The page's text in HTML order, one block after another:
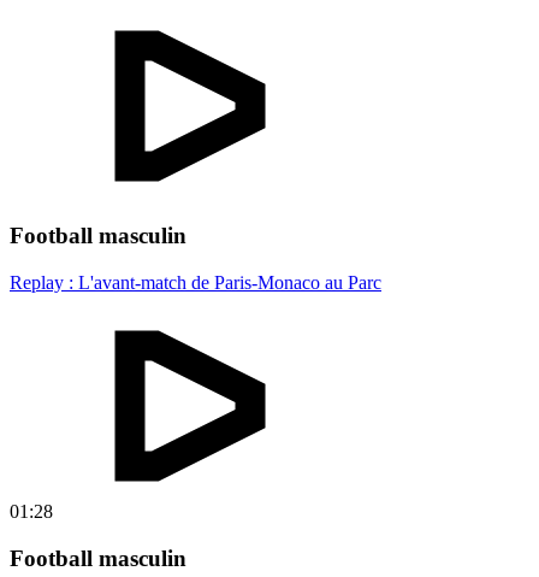
Football masculin
Replay : L'avant-match de Paris-Monaco au Parc
01:28
Football masculin